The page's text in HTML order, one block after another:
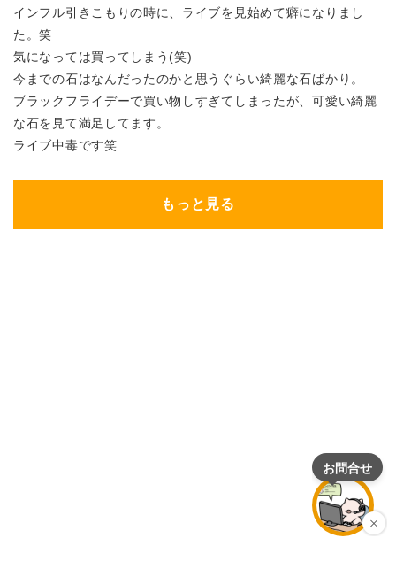
インフル引きこもりの時に、ライブを見始めて癖になりまし
た。笑
気になっては買ってしまう(笑)
今までの石はなんだったのかと思うぐらい綺麗な石ばかり。
ブラックフライデーで買い物しすぎてしまったが、可愛い綺麗
な石を見て満足してます。
ライブ中毒です笑
もっと見る